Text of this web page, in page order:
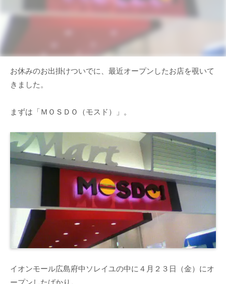
お休みのお出掛けついでに、最近オープンしたお店を覗いて
きました。
まずは「ＭＯＳＤＯ（モスド）」。
イオンモール広島府中ソレイユの中に４月２３日（金）にオ
ープンしたばかり。